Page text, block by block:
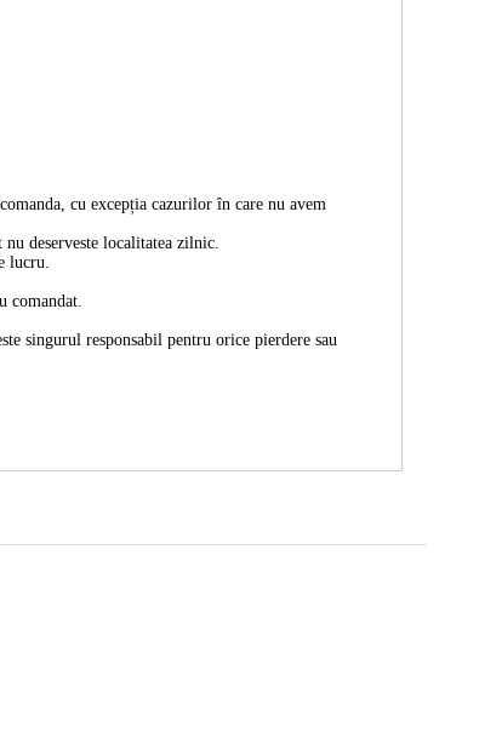
cu excepția cazurilor în care nu avem
deserveste localitatea zilnic.
lucru.
comandat.
singurul responsabil pentru orice pierdere sau